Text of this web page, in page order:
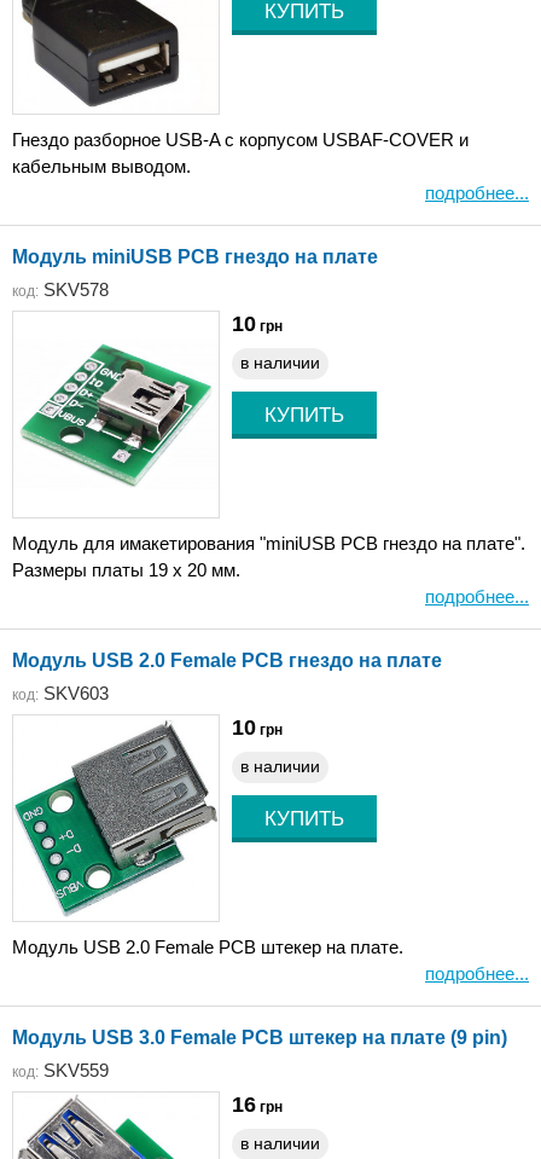
Гнездо разборное USB-A с корпусом USBAF-COVER и
кабельным выводом.
подробнее...
Модуль miniUSB PCB гнездо на плате
код: SKV578
10 грн
в наличии
Модуль для имакетирования "miniUSB PCB гнездо на плате".
Размеры платы 19 х 20 мм.
подробнее...
Модуль USB 2.0 Female PCB гнездо на плате
код: SKV603
10 грн
в наличии
Модуль USB 2.0 Female PCB штекер на плате.
подробнее...
Модуль USB 3.0 Female PCB штекер на плате (9 pin)
код: SKV559
16 грн
в наличии